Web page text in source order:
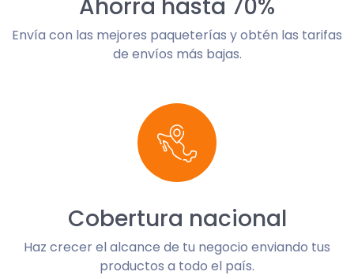
Ahorra hasta 70%
Envía con las mejores paqueterías y obtén las tarifas
de envíos más bajas.
Cobertura nacional
Haz crecer el alcance de tu negocio enviando tus
productos a todo el país.